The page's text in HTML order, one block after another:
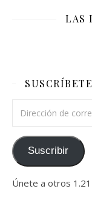
LAS
Suscribir
Únete a otros